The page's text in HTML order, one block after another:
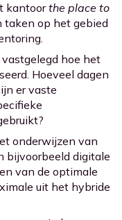
kantoorthe place to
taken op het gebied
hoe het
Hoeveel dagen
er vaste
onderwijzen van
bijvoorbeeld digitale
van de optimale
uit het hybride